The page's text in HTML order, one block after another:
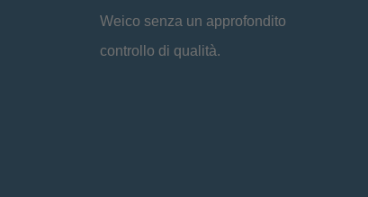
Weico senza un approfondito
controllo di qualità.